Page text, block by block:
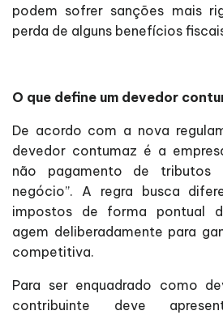
podem sofrer sanções mais
perda de alguns benefícios
O que define um devedor
De acordo com a nova
devedor contumaz é a
não pagamento de tributos
negócio”. A regra busca
impostos de forma pontual
agem deliberadamente para
competitiva.
Para ser enquadrado como
contribuinte deve